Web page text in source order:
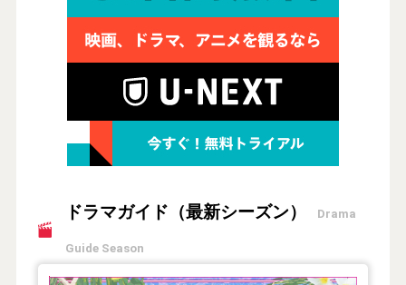
ドラマガイド（最新シーズン） Drama
Guide Season